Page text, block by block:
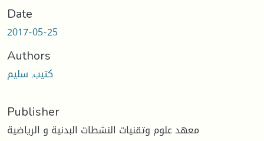
Date
2017-05-25
Authors
كتيب, سليم
Publisher
معهد علوم وتقنيات النشطات البدنية و الرياضية